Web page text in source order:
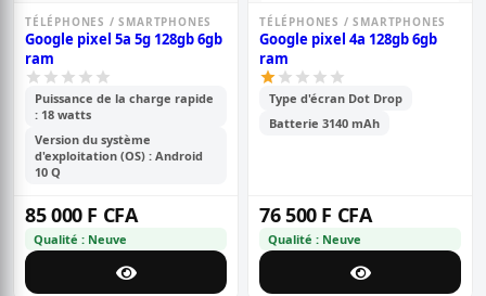
TÉLÉPHONES / SMARTPHONES
Google pixel 5a 5g 128gb 6gb
ram
Puissance de la charge rapide
: 18 watts
Version du système
d'exploitation (OS) : Android
10 Q
85 000 F CFA
Qualité : Neuve
TÉLÉPHONES / SMARTPHONES
Google pixel 4a 128gb 6gb
ram
Type d'écran Dot Drop
Batterie 3140 mAh
76 500 F CFA
Qualité : Neuve